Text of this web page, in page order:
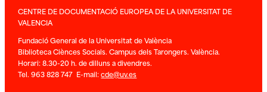
CENTRE DE DOCUMENTACIÓ EUROPEA DE LA UNIVERSITAT DE
VALENCIA
Fundació General de la Universitat de València
Biblioteca Ciènces Socials. Campus dels Tarongers. València.
Horari: 8.30-20 h. de dilluns a divendres.
Tel. 963 828 747 E-mail:cde@uv.es